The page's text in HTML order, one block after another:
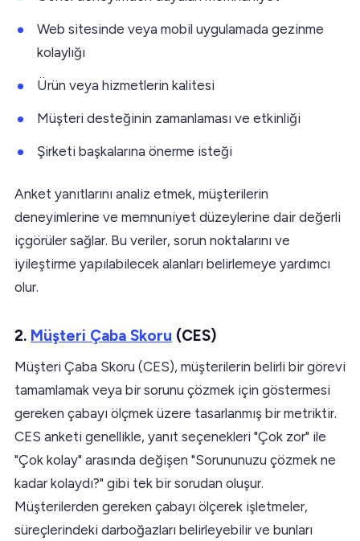
Web sitesinde veya mobil uygulamada gezinme
kolaylığı
Ürün veya hizmetlerin kalitesi
Müşteri desteğinin zamanlaması ve etkinliği
Şirketi başkalarına önerme isteği
Anket yanıtlarını analiz etmek, müşterilerin
deneyimlerine ve memnuniyet düzeylerine dair değerli
içgörüler sağlar. Bu veriler, sorun noktalarını ve
iyileştirme yapılabilecek alanları belirlemeye yardımcı
olur.
2. Müşteri Çaba Skoru (CES)
Müşteri Çaba Skoru (CES), müşterilerin belirli bir görevi
tamamlamak veya bir sorunu çözmek için göstermesi
gereken çabayı ölçmek üzere tasarlanmış bir metriktir.
CES anketi genellikle, yanıt seçenekleri "Çok zor" ile
"Çok kolay" arasında değişen "Sorununuzu çözmek ne
kadar kolaydı?" gibi tek bir sorudan oluşur.
Müşterilerden gereken çabayı ölçerek işletmeler,
süreçlerindeki darboğazları belirleyebilir ve bunları